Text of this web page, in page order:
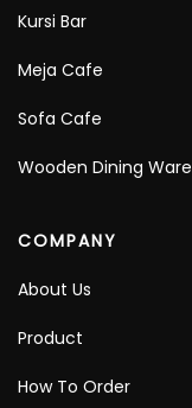
Kursi Bar
Meja Cafe
Sofa Cafe
Wooden Dining Ware
COMPANY
About Us
Product
How To Order